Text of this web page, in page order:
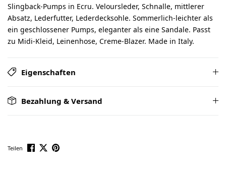
Slingback-Pumps in Ecru. Veloursleder, Schnalle, mittlerer
Absatz, Lederfutter, Lederdecksohle. Sommerlich-leichter als
ein geschlossener Pumps, eleganter als eine Sandale. Passt
zu Midi-Kleid, Leinenhose, Creme-Blazer. Made in Italy.
Eigenschaften
Bezahlung & Versand
Teilen